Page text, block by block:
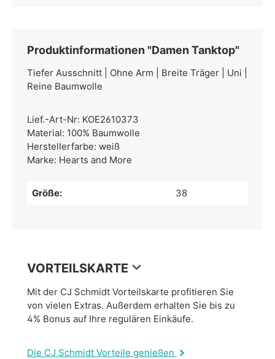
Produktinformationen "Damen Tanktop"
Tiefer Ausschnitt | Ohne Arm | Breite Träger | Uni |
Reine Baumwolle
Lief.-Art-Nr: KOE2610373
Material: 100% Baumwolle
Herstellerfarbe: weiß
Marke: Hearts and More
Größe: 38
VORTEILSKARTE
Mit der CJ Schmidt Vorteilskarte profitieren Sie
von vielen Extras. Außerdem erhalten Sie bis zu
4% Bonus auf Ihre regulären Einkäufe.
Die CJ Schmidt Vorteile genießen